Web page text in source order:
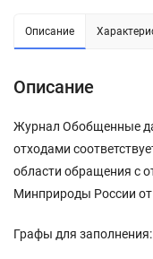
Описание
Описание
Журнал Обобщенные
отходами
области обращения с
Минприроды России
Графы для заполнения: